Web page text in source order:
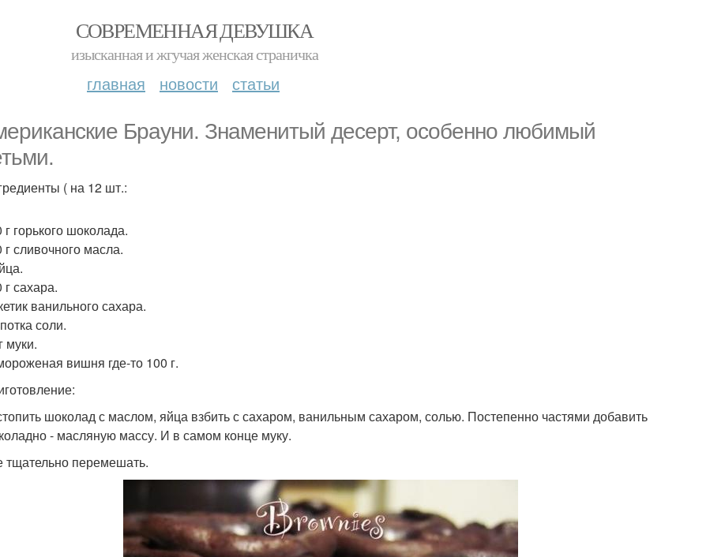
СОВРЕМЕННАЯ ДЕВУШКА
изысканная и жгучая женская страничка
главная новости статьи
Брауни. Знаменитый десерт, особенно любимый
( на 12 шт.:
г горького шоколада.
г сливочного масла.
г сахара.
ванильного сахара.
соли.
муки.
вишня где-то 100 г.
шоколад с маслом, яйца взбить с сахаром, ванильным сахаром, солью. Постепенно частями добавить
- масляную массу. И в самом конце муку.
тщательно перемешать.